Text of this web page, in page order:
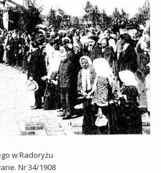
w Radoryżu
Nr 34/1908